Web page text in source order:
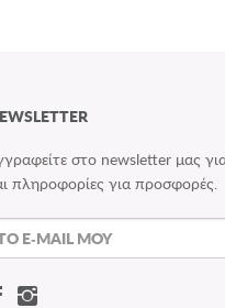
στο newsletter μας
πληροφορίες για προσφορές.